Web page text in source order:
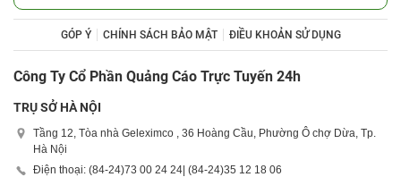
GÓP Ý CHÍNH SÁCH BẢO MẬT ĐIỀU KHOẢN SỬ DỤNG
Công Ty Cổ Phần Quảng Cáo Trực Tuyến 24h
TRỤ SỞ HÀ NỘI
Tầng 12, Tòa nhà Geleximco , 36 Hoàng Cầu, Phường Ô chợ Dừa, Tp.
Hà Nội
Điện thoại: (84-24)73 00 24 24| (84-24)35 12 18 06